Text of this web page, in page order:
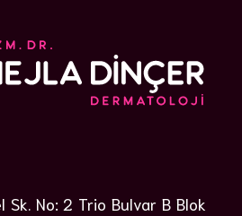
Sk. No: 2 Trio Bulvar B Blok